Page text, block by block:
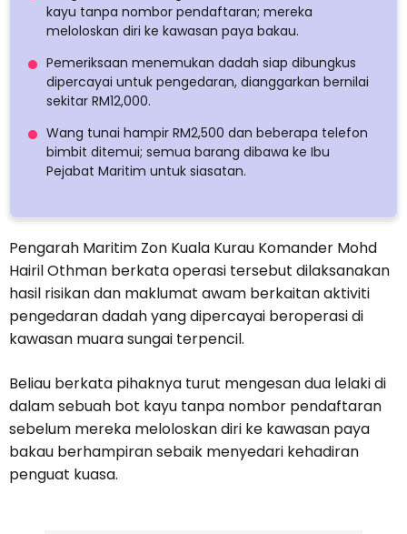
kayu tanpa nombor pendaftaran; mereka
meloloskan diri ke kawasan paya bakau.
Pemeriksaan menemukan dadah siap dibungkus
dipercayai untuk pengedaran, dianggarkan bernilai
sekitar RM12,000.
Wang tunai hampir RM2,500 dan beberapa telefon
bimbit ditemui; semua barang dibawa ke Ibu
Pejabat Maritim untuk siasatan.
Pengarah Maritim Zon Kuala Kurau Komander Mohd
Hairil Othman berkata operasi tersebut dilaksanakan
hasil risikan dan maklumat awam berkaitan aktiviti
pengedaran dadah yang dipercayai beroperasi di
kawasan muara sungai terpencil.
Beliau berkata pihaknya turut mengesan dua lelaki di
dalam sebuah bot kayu tanpa nombor pendaftaran
sebelum mereka meloloskan diri ke kawasan paya
bakau berhampiran sebaik menyedari kehadiran
penguat kuasa.